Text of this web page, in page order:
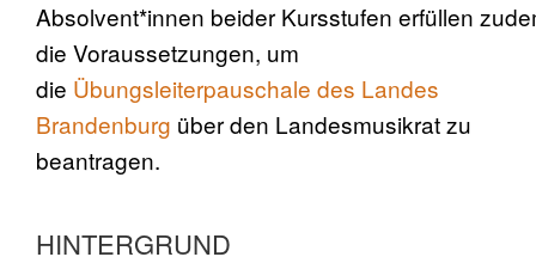
Absolvent*innen beider Kursstufen erfüllen
die Voraussetzungen, um
die Übungsleiterpauschale des Landes
Brandenburg über den Landesmusikrat zu
beantragen.
HINTERGRUND